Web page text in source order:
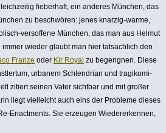
fieber­haft, ein anderes München, das
zu beschwören: jenes knarzig-warme,
versof­fene München, das man aus Helmut
wieder glaubt man hier tatsäch­lich den
Franze oder Kir Royal zu begengnen. Diese
urbanem Schlen­drian und tragi­ko­mi­
zitiert seinen Vater sichtbar und mit großer
liegt viel­leicht auch eins der Probleme dieses
Enact­ments. Sie erzeugen Wieder­erkennen,